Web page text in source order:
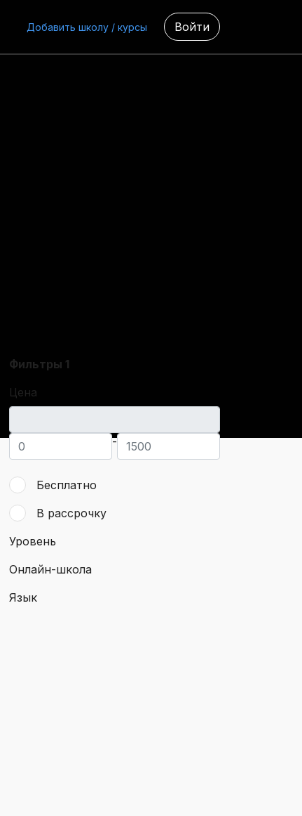
Добавить школу / курсы Войти
Фильтры 1
Цена
-
Бесплатно
В рассрочку
Уровень
Онлайн-школа
Язык